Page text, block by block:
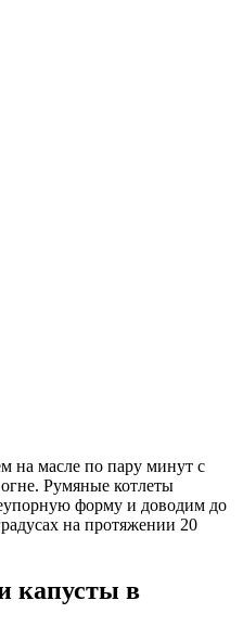
на масле по пару минут с
Румяные котлеты
форму и доводим до
на протяжении 20
капусты в